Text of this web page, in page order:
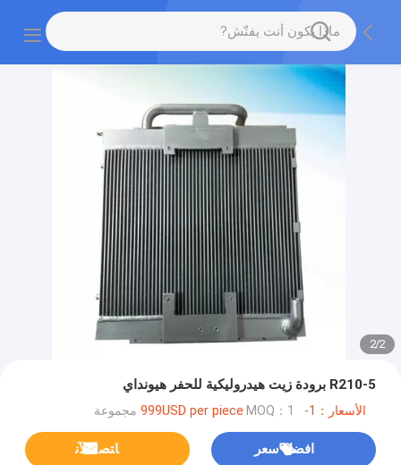
2
/
2
R210-5 برودة زيت هيدروليكية للحفر هيونداي
الأسعار：1-999USD per piece MOQ：1 مجموعة
افضل سعر ﺎﺘﺼﻟ ﺍﻶﻧ